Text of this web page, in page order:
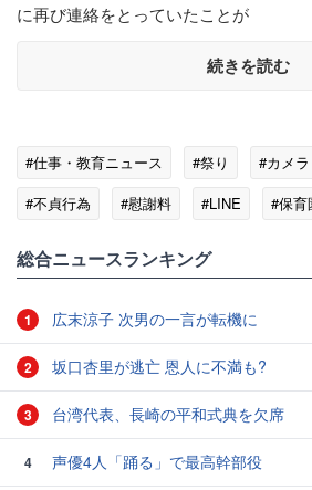
に再び連絡をとっていたことが
続きを読む
#仕事・教育ニュース #祭り #カメラ
#不貞行為
#慰謝料 #LINE #保育
総合ニュースランキング
1 広末涼子 次男の一言が転機に
2 坂口杏里が逃亡 恩人に不満も?
3 台湾代表、長崎の平和式典を欠席
4 声優4人「踊る」で最高幹部役